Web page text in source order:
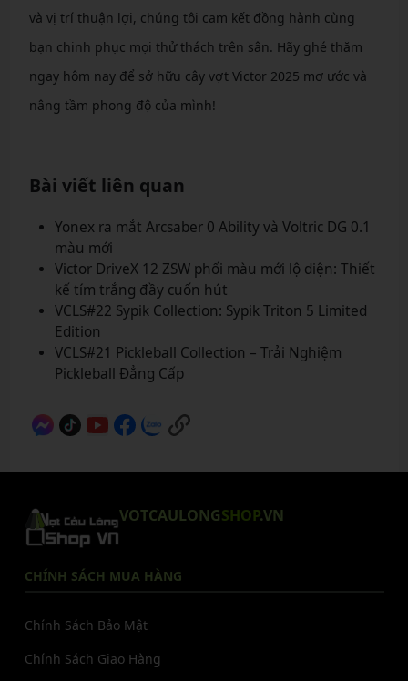
và vị trí thuận lợi, chúng tôi cam kết đồng hành cùng
bạn chinh phục mọi thử thách trên sân. Hãy ghé thăm
ngay hôm nay để sở hữu cây vợt Victor 2025 mơ ước và
nâng tầm phong độ của mình!
Bài viết liên quan
Yonex ra mắt Arcsaber 0 Ability và Voltric DG 0.1
màu mới
Victor DriveX 12 ZSW phối màu mới lộ diện: Thiết
kế tím trắng đầy cuốn hút
VCLS#22 Sypik Collection: Sypik Triton 5 Limited
Edition
VCLS#21 Pickleball Collection – Trải Nghiệm
Pickleball Đẳng Cấp
VOTCAULONGSHOP.VN
CHÍNH SÁCH MUA HÀNG
Chính Sách Bảo Mật
Chính Sách Giao Hàng